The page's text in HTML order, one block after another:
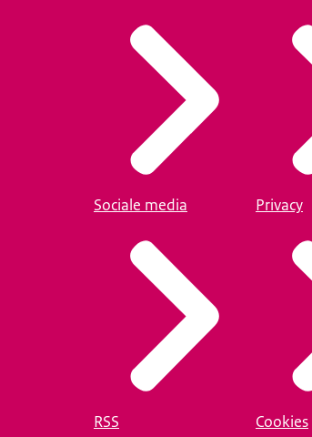
Sociale media
RSS
Privacy
Cookies